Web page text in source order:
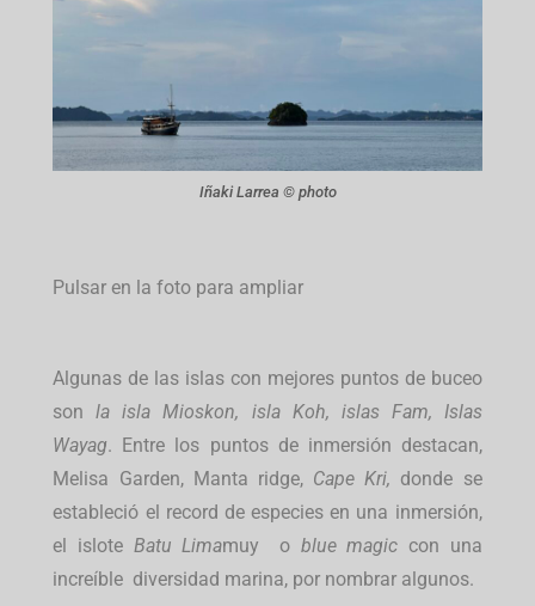
Iñaki Larrea © photo
Pulsar en la foto para ampliar
Algunas de las islas con mejores puntos de buceo
sonla isla Mioskon, isla Koh, islas Fam, Islas
Wayag. Entre los puntos de inmersión destacan,
Melisa Garden, Manta ridge, Cape Kri, donde se
estableció el record de especies en una inmersión,
el islote Batu Limamuy o blue magic con una
increíble diversidad marina, por nombrar algunos.